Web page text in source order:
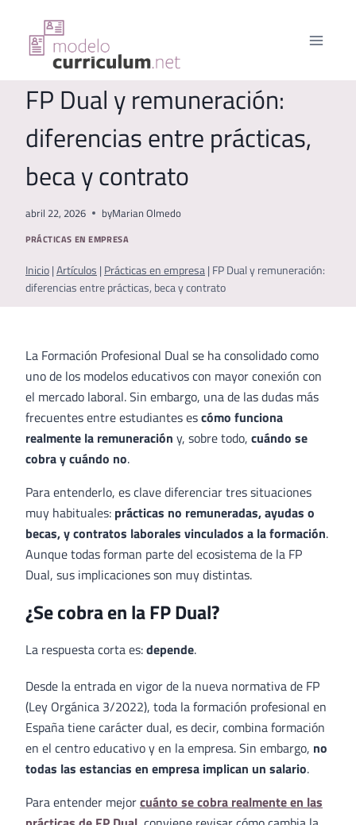
contenido
FP Dual y remuneración:
diferencias entre prácticas,
beca y contrato
abril 22, 2026 byMarian Olmedo
PRÁCTICAS EN EMPRESA
Inicio | Artículos | Prácticas en empresa | FP Dual y remuneración:
diferencias entre prácticas, beca y contrato
La Formación Profesional Dual se ha consolidado como
uno de los modelos educativos con mayor conexión con
el mercado laboral. Sin embargo, una de las dudas más
frecuentes entre estudiantes escómo funciona
realmente la remuneración y, sobre todo, cuándo se
cobra y cuándo no.
Para entenderlo, es clave diferenciar tres situaciones
muy habituales: prácticas no remuneradas, ayudas o
becas, y contratos laborales vinculados a la formación.
Aunque todas forman parte del ecosistema de la FP
Dual, sus implicaciones son muy distintas.
¿Se cobra en la FP Dual?
La respuesta corta es:depende.
Desde la entrada en vigor de la nueva normativa de FP
(Ley Orgánica 3/2022), toda la formación profesional en
España tiene carácter dual, es decir, combina formación
en el centro educativo y en la empresa. Sin embargo, no
todas las estancias en empresa implican un salario.
Para entender mejorcuánto se cobra realmente en las